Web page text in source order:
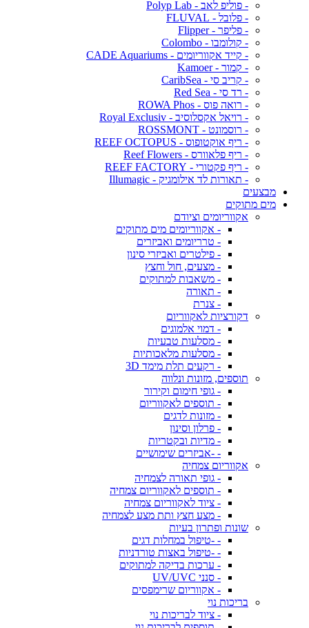
- פוליפ לאב - Polyp Lab
- פלובל - FLUVAL
- פליפר - Flipper
- קולומבו - Colombo
- קייד אקווריומים - CADE Aquariums
- קמור - Kamoer
- קריב סי - CaribSea
- רד סי - Red Sea
- רואה פוס - ROWA Phos
- רויאל אקסלוסיב - Royal Exclusiv
- רוסמונט - ROSSMONT
- ריף אוקטופוס - REEF OCTOPUS
- ריף פלאוורס - Reef Flowers
- ריף פקטורי - REEF FACTORY
- תאורות לד אילומגיק - Illumagic
מבצעים
מים מתוקים
אקווריומים וציודם
- אקווריומים מים מתוקים
- טרריומים ואביזרים
- פילטרים ואביזרי סינון
- מצעים, חול וחצץ
- משאבות למתוקים
- תאורה
- צנרת
דקורציות לאקווריום
- דמוי אלמוגים
- מסלעות טבעיות
- מסלעות מלאכותיות
- רקעים תלת מימד 3D
תוספים, מזונות ונלווה
- גופי חימום וקירור
- תוספים לאקווריום
- מזונות לדגים
- פרלון וסינון
- מדיות ובקטריות
- -אביזרים שימושיים
אקווריום צמחיה
- גופי תאורה לצמחיה
- תוספים לאקווריום צמחיה
- ציוד לאקווריום צמחיה
- מצע חצץ ותת מצע לצמחיה
שונות ופתרון בעיות
- -טיפול במחלות דגים
- -טיפול באצות טורדניות
- ערכות בדיקה למתוקים
- סנני UV/UVC
- אקווריום שרימפסים
בריכות נוי
- ציוד לבריכות נוי